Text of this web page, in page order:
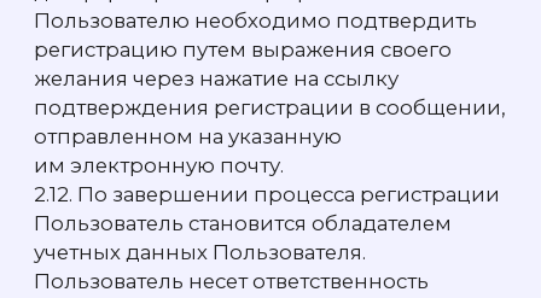
Пользователя осуществляется на срок
действия договорных и иных
правоотношений Пользователя
и Администратора, любым законным
способом в том числе в информационных
системах персональных данных
с использованием средств автоматизации
4.3. Все персональные данные
Администратор получает непосредственно
от Пользователя или от его представителя,
Администратору обработку персональных
данных Пользователя, за исключением